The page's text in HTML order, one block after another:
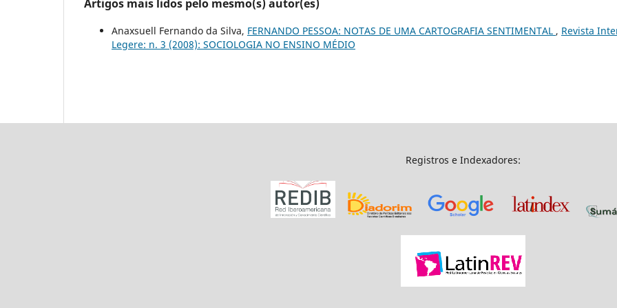
Artigos mais lidos pelo mesmo(s) autor(es)
Anaxsuell Fernando da Silva, FERNANDO PESSOA: NOTAS DE UMA CARTOGRAFIA SENTIMENTAL , Revista
Legere: n. 3 (2008): SOCIOLOGIA NO ENSINO MÉDIO
Registros e Indexadores: